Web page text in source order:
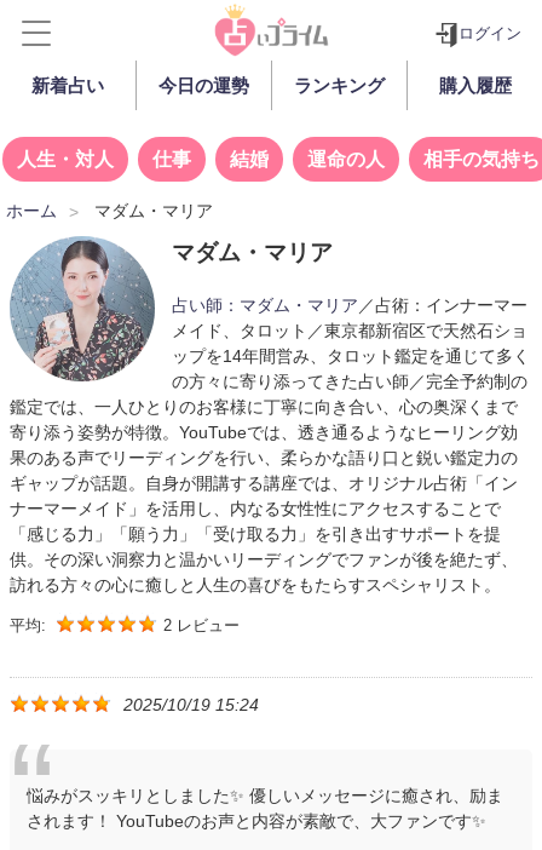
ログイン
新着占い 今日の運勢 ランキング 購入履歴
人生・対人 仕事 結婚 運命の人 相手の気持ち
ホーム マダム・マリア
マダム・マリア
占い師： マダム・マリア ／占術：インナーマー
メイド、タロット／東京都新宿区で天然石ショ
ップを14年間営み、タロット鑑定を通じて多く
の方々に寄り添ってきた占い師／完全予約制の
鑑定では、一人ひとりのお客様に丁寧に向き合い、心の奥深くまで
寄り添う姿勢が特徴。YouTubeでは、透き通るようなヒーリング効
果のある声でリーディングを行い、柔らかな語り口と鋭い鑑定力の
ギャップが話題。自身が開講する講座では、オリジナル占術「イン
ナーマーメイド」を活用し、内なる女性性にアクセスすることで
「感じる力」「願う力」「受け取る力」を引き出すサポートを提
供。その深い洞察力と温かいリーディングでファンが後を絶たず、
訪れる方々の心に癒しと人生の喜びをもたらすスペシャリスト。
平均: 2 レビュー
2025/10/19 15:24
悩みがスッキリとしました✨ 優しいメッセージに癒され、励ま
されます！ YouTubeのお声と内容が素敵で、大ファンです✨